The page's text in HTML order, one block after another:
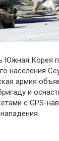
Южная Корея
населения
армия
и
с GPS-